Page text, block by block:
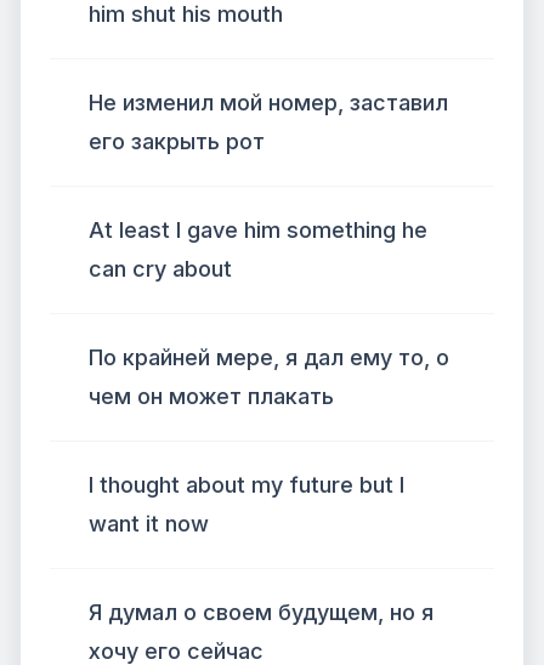
him shut his mouth
Не изменил мой номер, заставил
его закрыть рот
At least I gave him something he
can cry about
По крайней мере, я дал ему то, о
чем он может плакать
I thought about my future but I
want it now
Я думал о своем будущем, но я
хочу его сейчас